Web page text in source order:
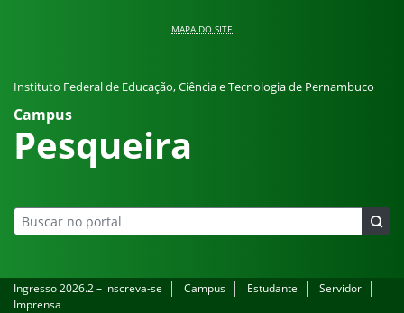
MAPA DO SITE
Instituto Federal de Educação, Ciência e Tecnologia de Pernambuco
Campus
Pesqueira
Ingresso 2026.2 – inscreva-se Campus Estudante
Servidor
Imprensa